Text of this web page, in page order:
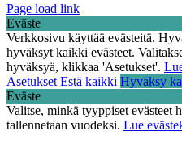
Page load link
Eväste
Verkkosivu käyttää evästeitä.
hyväksyt kaikki evästeet.
hyväksyä, klikkaa 'Asetukset'.
Asetukset Estä kaikki Hyväksy
Eväste
Valitse, minkä tyyppiset evästeet
tallennetaan vuodeksi. Lue